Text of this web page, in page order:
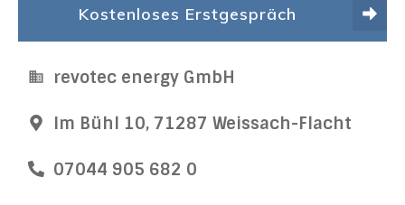
Kostenloses Erstgespräch
revotec energy GmbH
Im Bühl 10, 71287 Weissach-Flacht
07044 905 682 0